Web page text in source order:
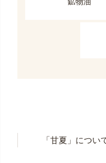
「甘夏」につい